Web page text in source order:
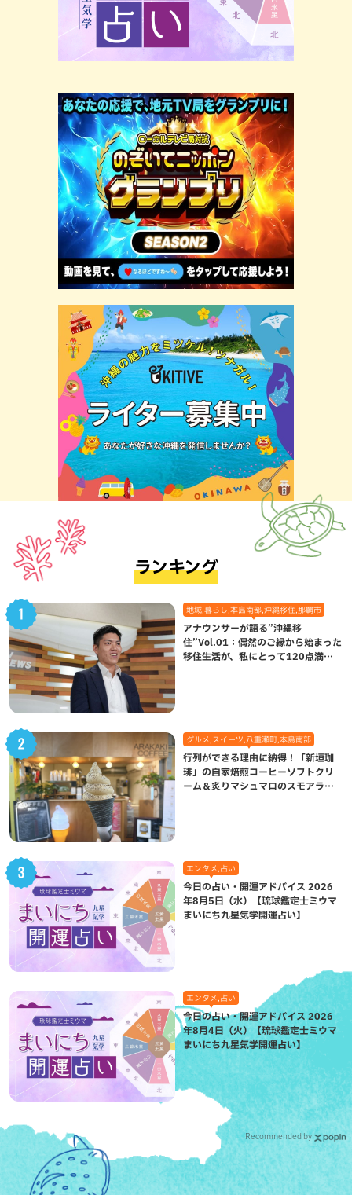
ランキング
地域,暮らし,本島南部,沖縄移住,那覇市
アナウンサーが語る”沖縄移
住”Vol.01：偶然のご縁から始まった
移住生活が、私にとって120点満点
グルメ,スイーツ,八重瀬町,本島南部
行列ができる理由に納得！「新垣珈
琲」の自家焙煎コーヒーソフトクリ
ーム＆炙りマシュマロのスモアラテ
エンタメ,占い
今日の占い・開運アドバイス 2026
年8月5日（水）【琉球鑑定士ミウマ
まいにち九星気学開運占い】
エンタメ,占い
今日の占い・開運アドバイス 2026
年8月4日（火）【琉球鑑定士ミウマ
まいにち九星気学開運占い】
Recommended by